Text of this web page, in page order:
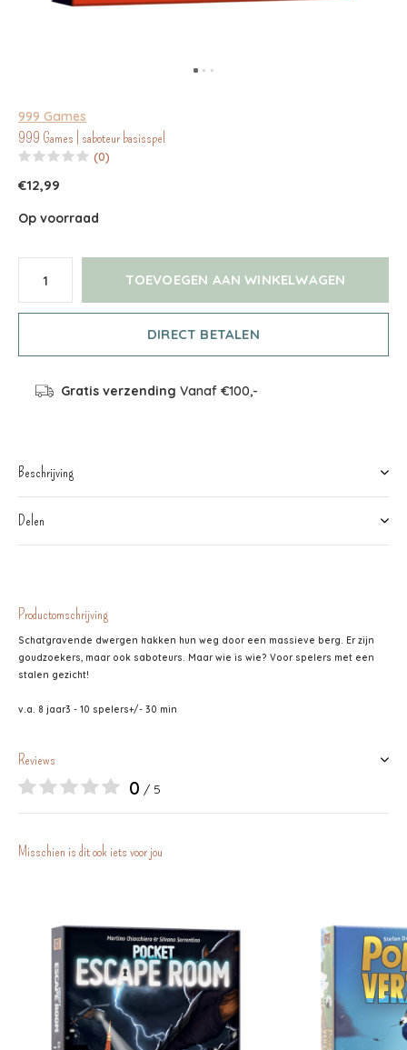
999 Games
999 Games | saboteur basisspel
(0)
€12,99
Op voorraad
TOEVOEGEN AAN WINKELWAGEN
DIRECT BETALEN
Gratis verzending Vanaf €100,-
Beschrijving
Delen
Productomschrijving
Schatgravende dwergen hakken hun weg door een massieve berg. Er zijn
goudzoekers, maar ook saboteurs. Maar wie is wie? Voor spelers met een
stalen gezicht!
v.a. 8 jaar3 - 10 spelers+/- 30 min
Reviews
0 / 5
Misschien is dit ook iets voor jou